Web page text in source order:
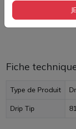
Fiche
Type de Produit
Drip Tip